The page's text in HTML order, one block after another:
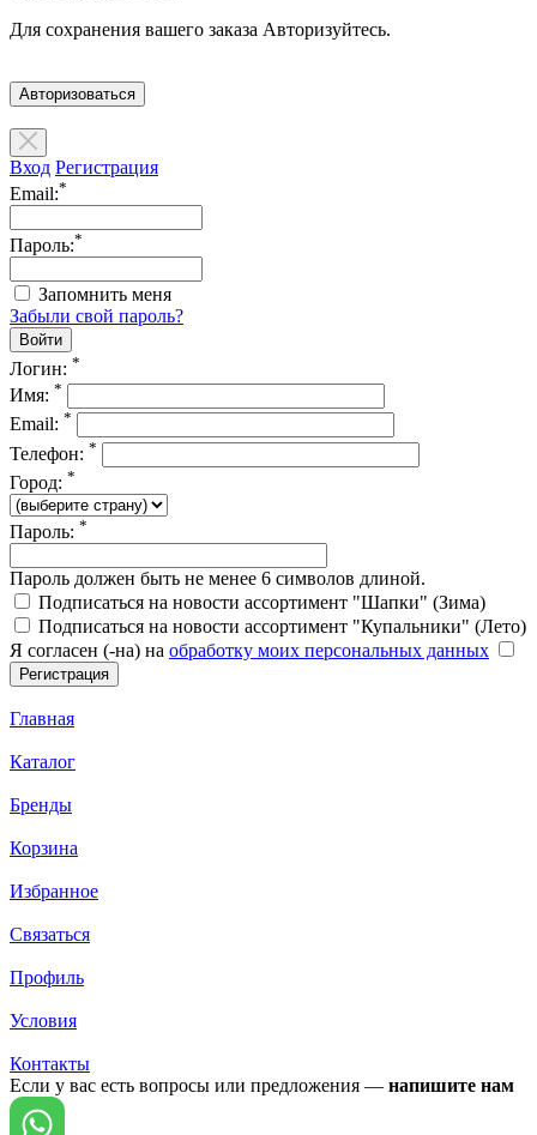
Для сохранения вашего заказа Авторизуйтесь.
Авторизоваться
Вход Регистрация
Email:*
Пароль:*
Запомнить меня
Забыли свой пароль?
Логин: *
Имя: *
Email: *
Телефон: *
Город: *
Пароль: *
Пароль должен быть не менее 6 символов длиной.
Подписаться на новости ассортимент "Шапки" (Зима)
Подписаться на новости ассортимент "Купальники" (Лето)
Я согласен (-на) на обработку моих персональных данных
Главная
Каталог
Бренды
Корзина
Избранное
Связаться
Профиль
Условия
Контакты
Если у вас есть вопросы или предложения — напишите нам